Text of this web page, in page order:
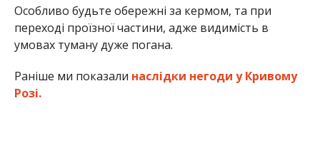
Особливо будьте обережні за кермом, та при
переході проїзної частини, адже видимість в
умовах туману дуже погана.
Раніше ми показали наслідки негоди у Кривому
Розі.